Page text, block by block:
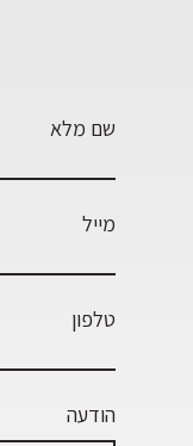
שם מלא
מייל
טלפון
הודעה